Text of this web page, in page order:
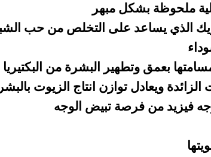
ملحوظة بشكل مبهر
الذي يساعد على التخلص من حب
بعمق وتطهير البشرة من
ويعادل توازن انتاج الزيوت
فيزيد من فرصة تبيض الوجه